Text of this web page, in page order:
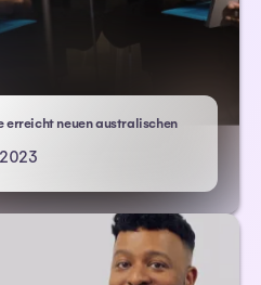
erreicht neuen australischen